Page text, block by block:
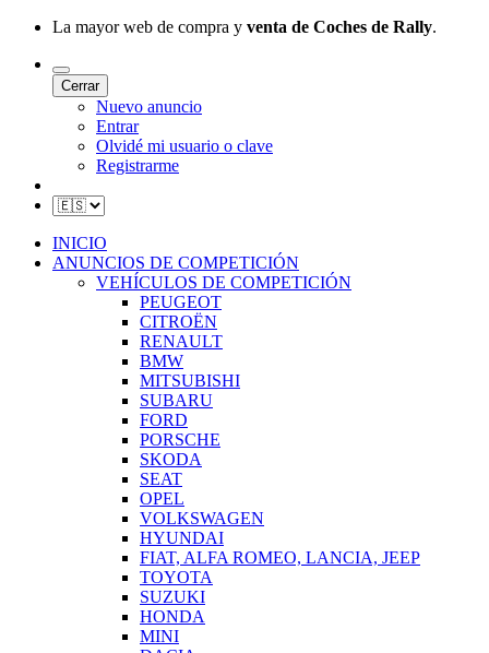
La mayor web de compra y venta de Coches de Rally.
Cerrar
Nuevo anuncio
Entrar
Olvidé mi usuario o clave
Registrarme
INICIO
ANUNCIOS DE COMPETICIÓN
VEHÍCULOS DE COMPETICIÓN
PEUGEOT
CITROËN
RENAULT
BMW
MITSUBISHI
SUBARU
FORD
PORSCHE
SKODA
SEAT
OPEL
VOLKSWAGEN
HYUNDAI
FIAT, ALFA ROMEO, LANCIA, JEEP
TOYOTA
SUZUKI
HONDA
MINI